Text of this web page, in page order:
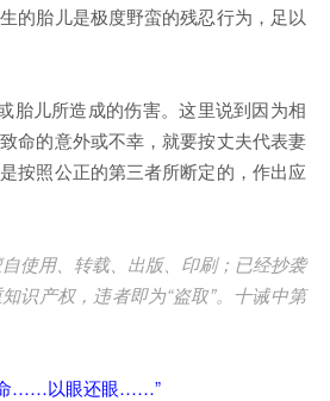
的胎儿是极度野蛮的残忍行为，足以
胎儿所造成的伤害。这里说到因为相
命的意外或不幸，就要按丈夫代表妻
按照公正的第三者所断定的，作出应
使用、转载、出版、印刷；已经抄袭
识产权，违者即为“盗取”。十诫中第
……以眼还眼……”